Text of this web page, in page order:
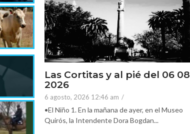
Las Cortitas y al pié del 06 08
2026
6 agosto, 2026 12:46 am /
•El Niño 1. En la mañana de ayer, en el Museo
Quirós, la Intendente Dora Bogdan...